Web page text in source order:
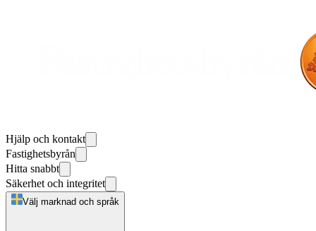
Hjälp och kontakt
Fastighetsbyrån
Hitta snabbt
Säkerhet och integritet
Välj marknad och språk